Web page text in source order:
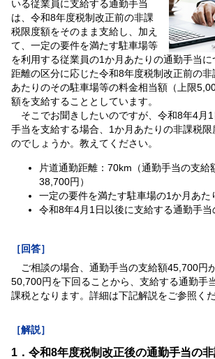
いる従業員に支給する通勤手当
は、令和8年度税制改正前の非課
税限度額をそのまま支給し、加え
て、一定の要件を満たす駐車場等
を利用する従業員の1か月あたりの通勤手当
距離の区分に応じた令和8年度税制改正前の非
あたりのその駐車場等の料金相当額（上限
額を支給することとしています。
そこでお聞きしたいのですが、令和8年4月
手当を支給する場合、1か月あたりの非課税
のでしょうか。教えてください。
片道通勤距離：70km（通勤手当の支給
38,700円）
一定の要件を満たす駐車場の1か月あた
令和8年4月1日以後に支給する通勤手
［回答］
ご相談の場合、通勤手当の支給額45,700円
50,700円を下回ることから、支給する通勤手
課税となります。詳細は下記解説をご参照くだ
［解説］
1．令和8年度税制改正後の通勤手当の